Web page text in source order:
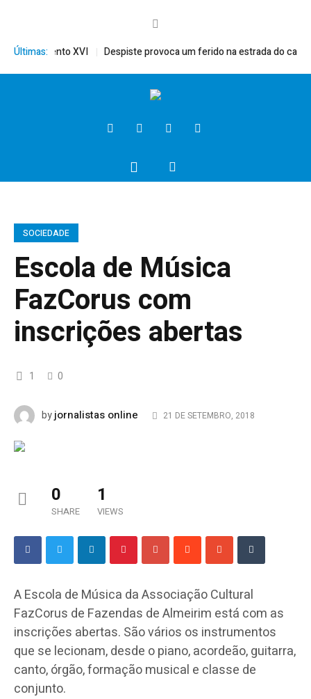
Últimas:Bento XVI Despiste provoca um ferido na estrada do campo
SOCIEDADE
Escola de Música
FazCorus com
inscrições abertas
1 0
byjornalistas online 21 DE SETEMBRO, 2018
0
SHARE
1
VIEWS
A Escola de Música da Associação Cultural
FazCorus de Fazendas de Almeirim está com as
inscrições abertas. São vários os instrumentos
que se lecionam, desde o piano, acordeão, guitarra,
canto, órgão, formação musical e classe de
conjunto.